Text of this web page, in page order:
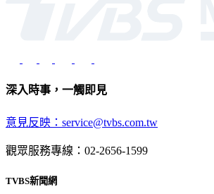
深入時事，一觸即見
意見反映：service@tvbs.com.tw
觀眾服務專線：02-2656-1599
TVBS新聞網